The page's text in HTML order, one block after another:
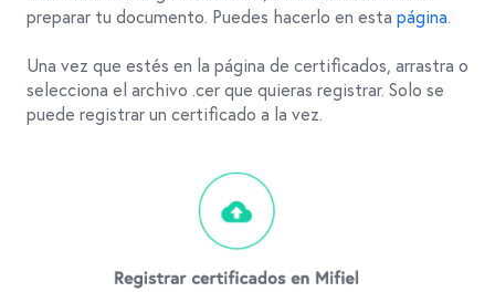
preparar tu documento. Puedes hacerlo en esta página.
Una vez que estés en la página de certificados, arrastra o
selecciona el archivo .cer que quieras registrar. Solo se
puede registrar un certificado a la vez.